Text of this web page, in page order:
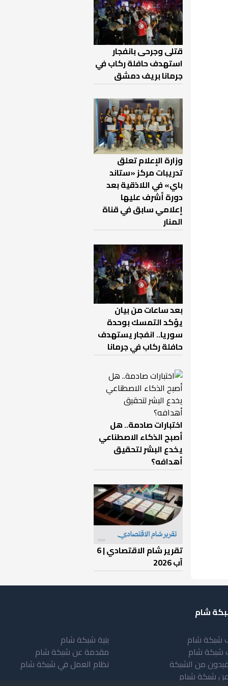
قتلى وجرحى بانفجار
استهدف حافلة ركاب في
جرمانا بريف دمشق
وزارة الإعلام تعلق
تدريبات مركز «ستاند
باي» في اللاذقية بعد
دورة أشرف عليها
إعلامي سابق في قناة
المنار
بعد ساعات من بيان
يؤكد التمسك بوحدة
سوريا.. انفجار يستهدف
حافلة ركاب في جرمانا
اختبارات صادمة.. هل
أصبح الذكاء الاصطناعي
يخدع البشر لتحقيق
أهدافه؟
تقرير شام الاقتصادي | 6
آب 2026
شام
شبكة شام
شبكة شام
من الشبكة
شبكة شبام
بنية شبكة شام
مقدمة عن شبكة شام
نظام العمل في شبكة شام